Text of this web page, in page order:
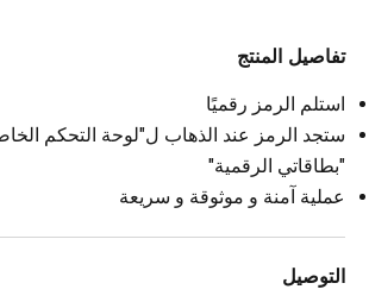
تفاصيل المنتج
استلم الرمز رقميًا
ستجد الرمز عند الذهاب ل"لوحة التحكم
"بطاقاتي الرقمية"
عملية آمنة و موثوقة و سريعة
التوصيل